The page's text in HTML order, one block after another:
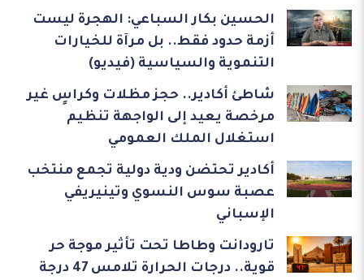
الحسين بكار السباعي: الهجرة ليست
أزمة حدود فقط.. بل مرآة للخيارات
التنموية والسياسية (فيديو)
شاطئ أكادير.. حجز مظلات وكراسٍ غير
مرخصة يعيد إلى الواجهة تنظيم
استغلال الملك العمومي
أكادير تحتضن ودية دولية تجمع منتخب
عصبة سوس النسوي وتينيريفي
الإسباني
تارودانت وطاطا تحت تأثير موجة حر
قوية.. درجات الحرارة تلامس 47 درجة